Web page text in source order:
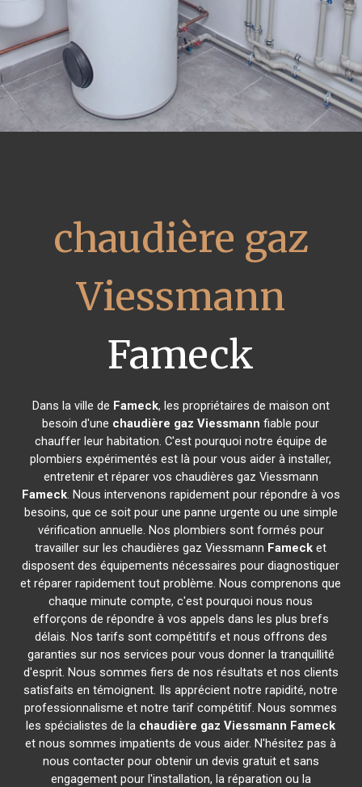
chaudière gaz
Viessmann
Fameck
Dans la ville de Fameck, les propriétaires de maison ont
besoin d'une chaudière gaz Viessmann fiable pour
chauffer leur habitation. C'est pourquoi notre équipe de
plombiers expérimentés est là pour vous aider à installer,
entretenir et réparer vos chaudières gaz Viessmann
Fameck. Nous intervenons rapidement pour répondre à vos
besoins, que ce soit pour une panne urgente ou une simple
vérification annuelle. Nos plombiers sont formés pour
travailler sur les chaudières gaz Viessmann Fameck et
disposent des équipements nécessaires pour diagnostiquer
et réparer rapidement tout problème. Nous comprenons que
chaque minute compte, c'est pourquoi nous nous
efforçons de répondre à vos appels dans les plus brefs
délais. Nos tarifs sont compétitifs et nous offrons des
garanties sur nos services pour vous donner la tranquillité
d'esprit. Nous sommes fiers de nos résultats et nos clients
satisfaits en témoignent. Ils apprécient notre rapidité, notre
professionnalisme et notre tarif compétitif. Nous sommes
les spécialistes de la chaudière gaz Viessmann Fameck
et nous sommes impatients de vous aider. N'hésitez pas à
nous contacter pour obtenir un devis gratuit et sans
engagement pour l'installation, la réparation ou la